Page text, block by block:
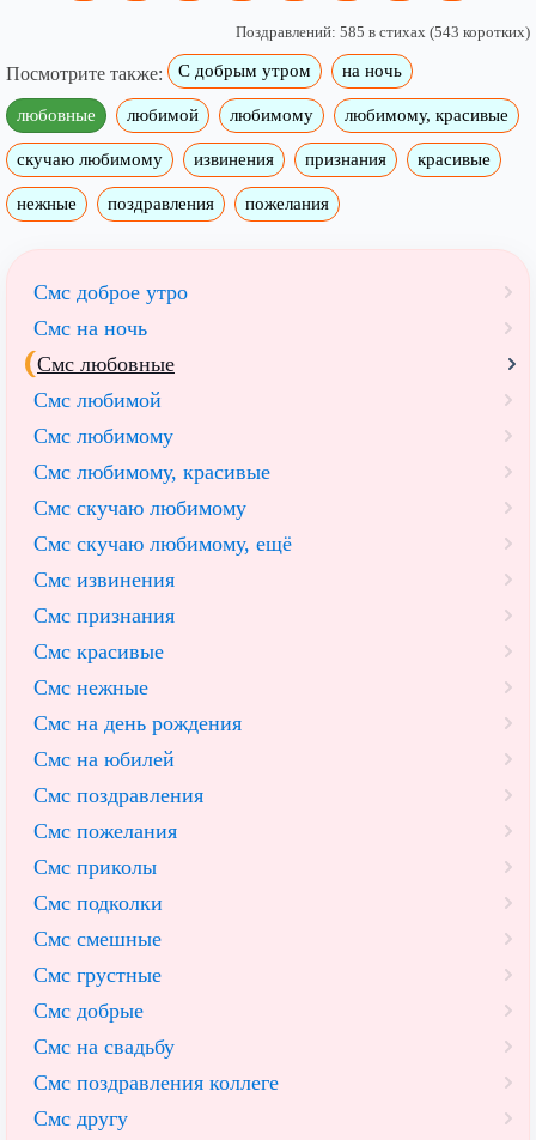
Поздравлений: 585 в стихах (543 коротких)
Посмотрите также: С добрым утром на ночь
любовные любимой любимому любимому, красивые
скучаю любимому извинения признания красивые
нежные поздравления пожелания
Смс доброе утро
Смс на ночь
Смс любовные
Смс любимой
Смс любимому
Смс любимому, красивые
Смс скучаю любимому
Смс скучаю любимому, ещё
Смс извинения
Смс признания
Смс красивые
Смс нежные
Смс на день рождения
Смс на юбилей
Смс поздравления
Смс пожелания
Смс приколы
Смс подколки
Смс смешные
Смс грустные
Смс добрые
Смс на свадьбу
Смс поздравления коллеге
Смс другу